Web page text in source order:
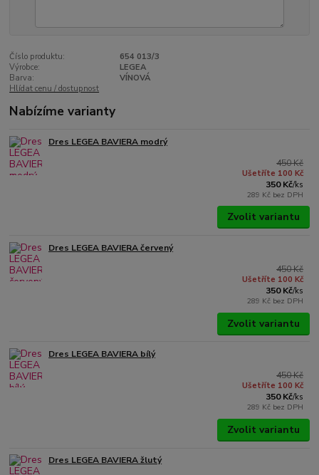
Číslo produktu:
654 013/3
Výrobce:
LEGEA
Barva:
VÍNOVÁ
Hlídat cenu / dostupnost
Nabízíme varianty
Dres LEGEA BAVIERA modrý
450 Kč
Ušetříte 100 Kč
350 Kč/ks
289 Kč bez DPH
Zvolit variantu
Dres LEGEA BAVIERA červený
450 Kč
Ušetříte 100 Kč
350 Kč/ks
289 Kč bez DPH
Zvolit variantu
Dres LEGEA BAVIERA bílý
450 Kč
Ušetříte 100 Kč
350 Kč/ks
289 Kč bez DPH
Zvolit variantu
Dres LEGEA BAVIERA žlutý